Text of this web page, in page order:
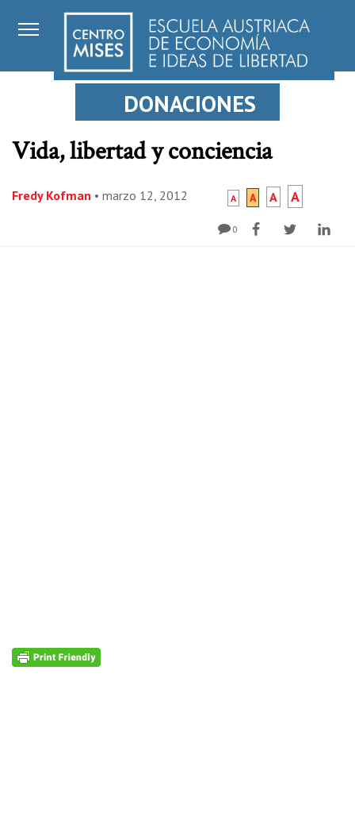
DONACIONES
Vida, libertad y conciencia
Fredy Kofman • marzo 12, 2012 A A A A
0